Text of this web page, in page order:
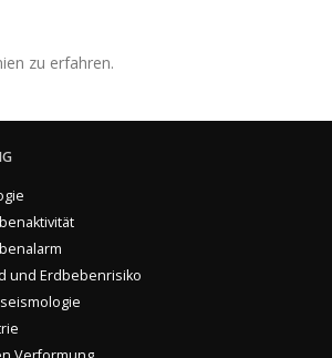
zu erfahren.
und Erdbebenrisiko